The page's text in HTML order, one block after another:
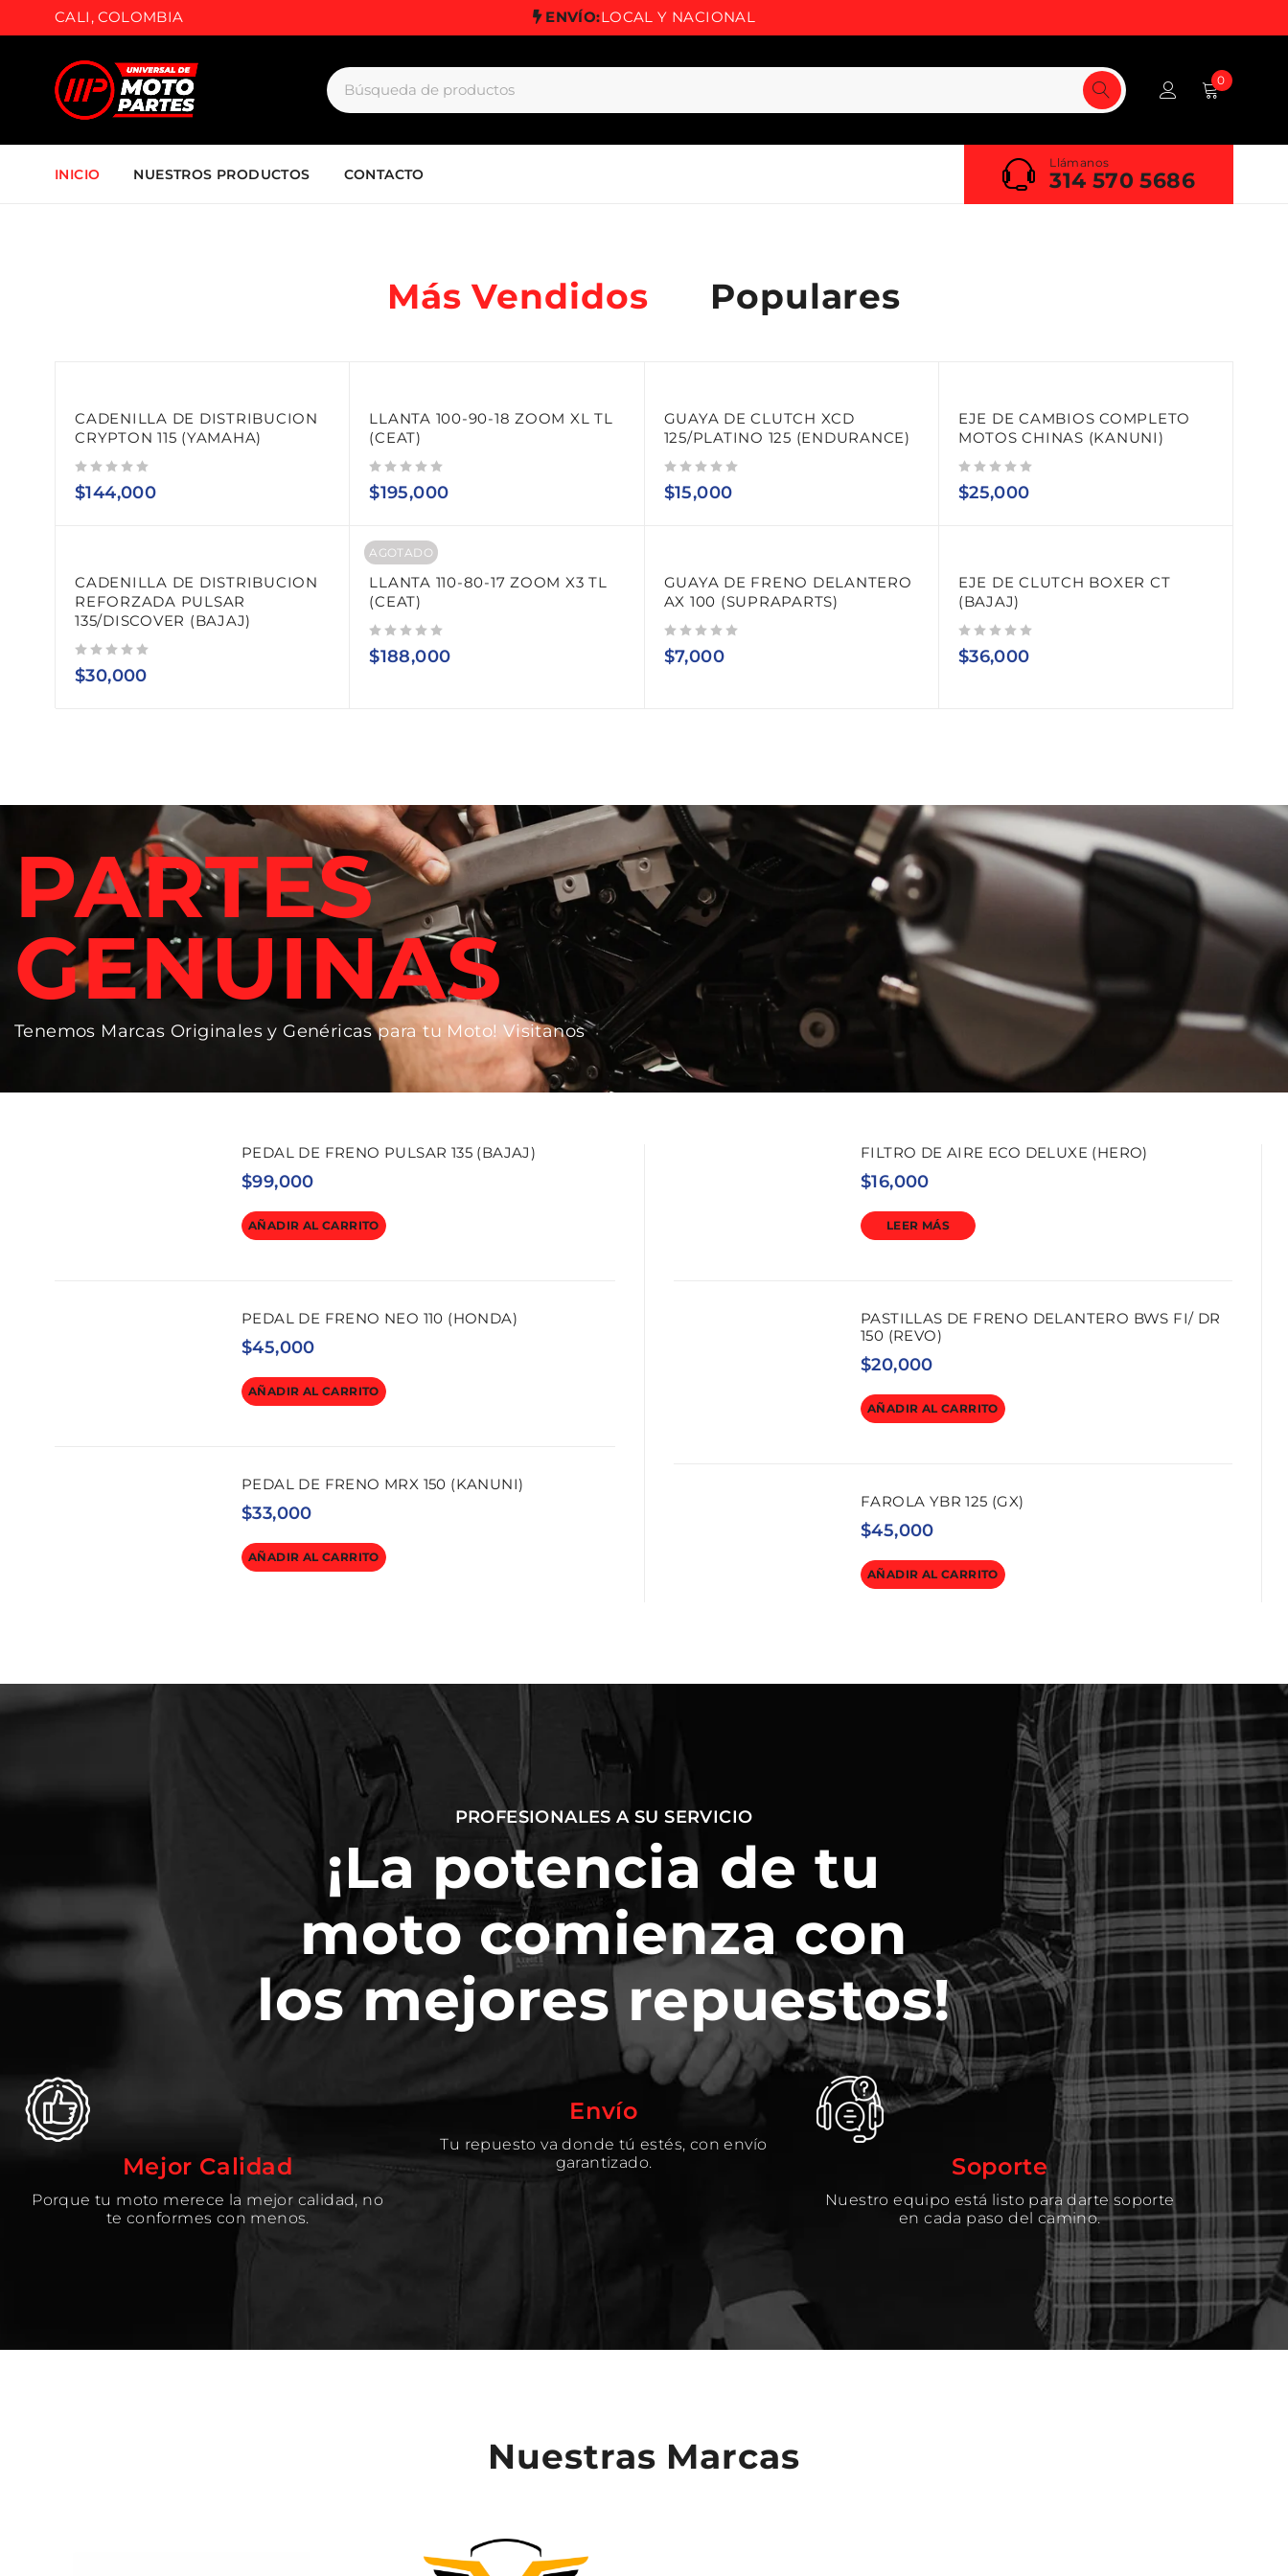
CALI, COLOMBIA ENVÍO:LOCAL Y NACIONAL
0
INICIO NUESTROS PRODUCTOS CONTACTO
Llámanos
314 570 5686
Más Vendidos Populares
CADENILLA DE DISTRIBUCION
CRYPTON 115 (YAMAHA)
$144,000
LLANTA 100-90-18 ZOOM XL TL
(CEAT)
$195,000
GUAYA DE CLUTCH XCD
125/PLATINO 125 (ENDURANCE)
$15,000
EJE DE CAMBIOS COMPLETO
MOTOS CHINAS (KANUNI)
$25,000
CADENILLA DE DISTRIBUCION
REFORZADA PULSAR
135/DISCOVER (BAJAJ)
$30,000
AGOTADO
LLANTA 110-80-17 ZOOM X3 TL
(CEAT)
$188,000
GUAYA DE FRENO DELANTERO
AX 100 (SUPRAPARTS)
$7,000
EJE DE CLUTCH BOXER CT
(BAJAJ)
$36,000
PARTES
GENUINAS
Tenemos Marcas Originales y Genéricas para tu Moto! Visitanos
PEDAL DE FRENO PULSAR 135 (BAJAJ)
$99,000
AÑADIR AL CARRITO
PEDAL DE FRENO NEO 110 (HONDA)
$45,000
AÑADIR AL CARRITO
PEDAL DE FRENO MRX 150 (KANUNI)
$33,000
AÑADIR AL CARRITO
FILTRO DE AIRE ECO DELUXE (HERO)
$16,000
LEER MÁS
PASTILLAS DE FRENO DELANTERO BWS FI/ DR
150 (REVO)
$20,000
AÑADIR AL CARRITO
FAROLA YBR 125 (GX)
$45,000
AÑADIR AL CARRITO
PROFESIONALES A SU SERVICIO
¡La potencia de tu
moto comienza con
los mejores repuestos!
Mejor Calidad
Porque tu moto merece la mejor calidad, no
te conformes con menos.
Envío
Tu repuesto va donde tú estés, con envío
garantizado.
Soporte
Nuestro equipo está listo para darte soporte
en cada paso del camino.
Nuestras Marcas